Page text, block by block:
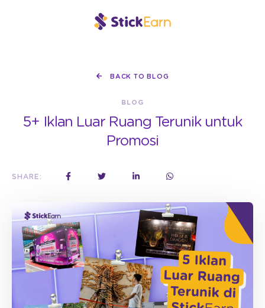
BACK TO BLOG
BLOG
5+ Iklan Luar Ruang Terunik untuk
Promosi
SHARE: